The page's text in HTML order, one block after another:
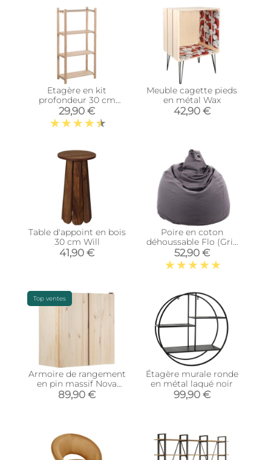
Etagère en kit
profondeur 30 cm
Natura (4 tablettes)
29,90 €
Meuble cagette pieds
en métal Wax
42,90 €
Table d'appoint en bois
30 cm Will
41,90 €
Poire en coton
déhoussable Flo (Gris
Anthracite)
52,90 €
Top ventes
Armoire de rangement
en pin massif Nova
(76.5 x 40.5 x 79.5 cm)
89,90 €
Étagère murale ronde
en métal laqué noir
99,90 €